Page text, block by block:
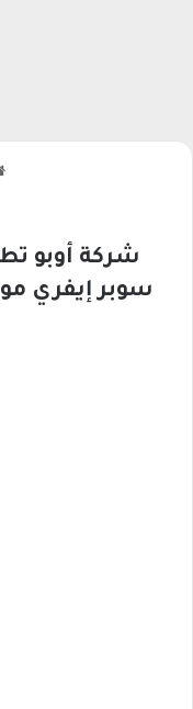
شركة أوبو
سوبر إيفري